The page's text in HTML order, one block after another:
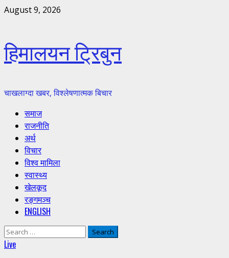
Skip
August 9, 2026
हिमालयन ट्रिबुन
चाखलाग्दा खबर, विश्लेषणात्मक बिचार
Primary
Menu
समाज
राजनीति
अर्थ
विचार
विश्व मामिला
स्वास्थ्य
खेलकूद
रङ्गमञ्च
ENGLISH
Search
for:
Live